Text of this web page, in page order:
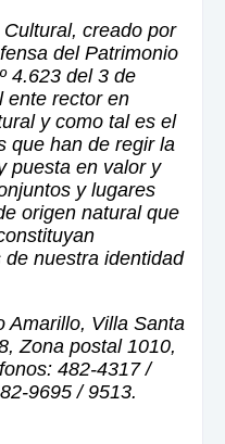
creado por
del Patrimonio
4.623 del 3 de
ente rector en
y como tal es el
que han de regir la
puesta en valor y
y lugares
origen natural que
nuestra identidad
Amarillo, Villa Santa
Zona postal 1010,
482-4317 /
9695 / 9513.